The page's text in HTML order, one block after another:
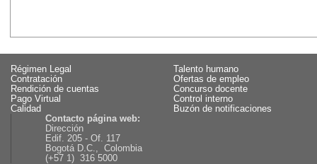
Régimen Legal
Talento humano
Contratación
Ofertas de empleo
Rendición de cuentas
Concurso docente
Pago Virtual
Control interno
Calidad
Buzón de notificaciones
Contacto página web:
Dirección
Edif. 205 - Of. 117
Bogotá D.C., Colombia
(+57 1) 316 5000